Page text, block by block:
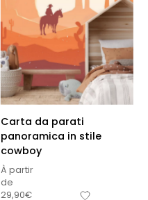
Carta da parati
panoramica in stile
cowboy
À partir
de
29,90€